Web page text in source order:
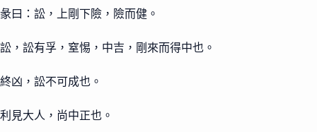
彖曰：訟，上剛下險，險而健。
訟，訟有孚，窒惕，中吉，剛來而得中也。
終凶，訟不可成也。
利見大人，尚中正也。